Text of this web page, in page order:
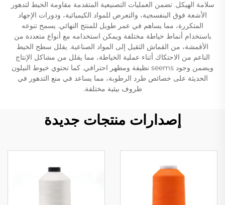
سلامة الهيكل. تضمن العمليات التصنيعية المتقدمة مقاومة الخيط لتدهور
الأشعة فوق البنفسجية، والتعرض للمواد الكيميائية، ودورات الإجهاد
المتكررة، مما يساهم في عمر طويل للمنتج النهائي. يسمح تنوعه
باستخدام أنماط خياطة مختلفة ويمكن استخدامه مع أنواع متعددة من
الأقمشة، من القماش الثقيل إلى المواد الصناعية. يقلل سطح الخيط
الناعم من الاحتكاك أثناء عملية الخياطة، مما يقلل من مشاكل الإنتاج
ويضمن وجود seems نظيفة ومظهر احترافي. كما تحتوي خيوط النيلون
الحديثة على خصائص طرد الرطوبة، مما يساعد في منع التدهور في
ظروف بيئية مختلفة.
إصدارات منتجات جديدة